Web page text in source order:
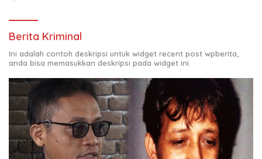
Berita Kriminal
Ini adalah contoh deskripsi untuk widget recent post wpberita,
anda bisa memasukkan deskripsi pada widget ini.